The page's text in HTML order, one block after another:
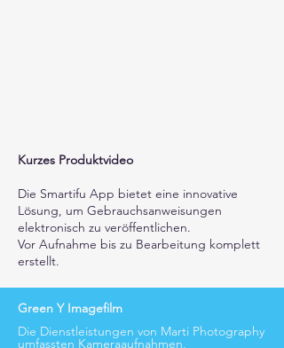
Kurzes Produktvideo
Die Smartifu App bietet eine innovative
Lösung, um Gebrauchsanweisungen
elektronisch zu veröffentlichen.
Vor Aufnahme bis zu Bearbeitung komplett
erstellt.
Green Y Imagefilm
Die Dienstleistungen von Marti Photography
umfassten Kameraaufnahmen,